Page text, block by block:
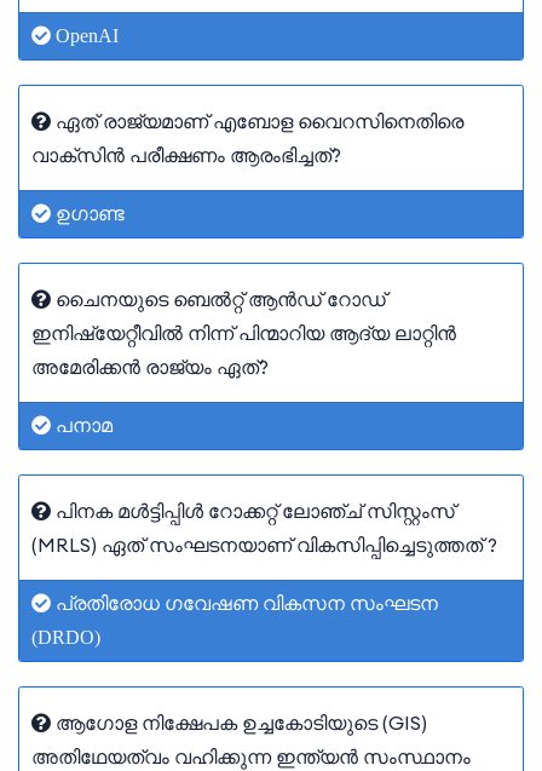
OpenAI
ഏത് രാജ്യമാണ് എബോള വൈറസിനെതിരെ
വാക്സിൻ പരീക്ഷണം ആരംഭിച്ചത്?
ഉഗാണ്ട
ചൈനയുടെ ബെൽറ്റ് ആൻഡ് റോഡ്
ഇനിഷ്യേറ്റീവിൽ നിന്ന് പിന്മാറിയ ആദ്യ ലാറ്റിൻ
അമേരിക്കൻ രാജ്യം ഏത്?
പനാമ
പിനക മൾട്ടിപ്പിൾ റോക്കറ്റ് ലോഞ്ച് സിസ്റ്റംസ്
(MRLS) ഏത് സംഘടനയാണ് വികസിപ്പിച്ചെടുത്തത് ?
പ്രതിരോധ ഗവേഷണ വികസന സംഘടന
(DRDO)
ആഗോള നിക്ഷേപക ഉച്ചകോടിയുടെ (GIS)
അതിഥേയത്വം വഹിക്കുന്ന ഇന്ത്യൻ സംസ്ഥാനം